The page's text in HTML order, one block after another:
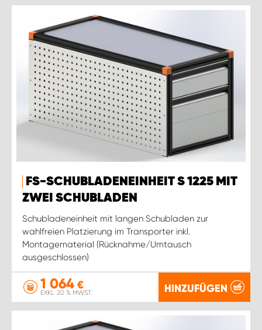
FS-SCHUBLADENEINHEIT S 1225 MIT
ZWEI SCHUBLADEN
Schubladeneinheit mit langen Schubladen zur
wahlfreien Platzierung im Transporter inkl.
Montagematerial (Rücknahme/Umtausch
ausgeschlossen)
1 064 €
EXKL. 20 % MWST. HINZUFÜGEN